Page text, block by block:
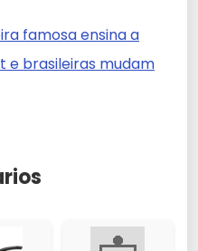
famosa ensina a
e brasileiras mudam